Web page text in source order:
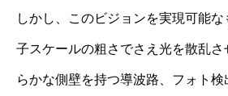
しかし、このビジョンを実現可能
子スケールの粗さでさえ光を散乱
らかな側壁を持つ導波路、フォト